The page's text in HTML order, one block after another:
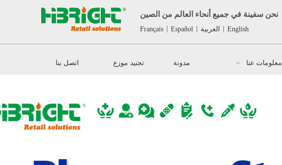
نحن سفينة في جميع أنحاء العالم من الصين
English
| العربية |
Español
|
Français
معلومات عنا مدونة تجنيد موزع اتصل بنا